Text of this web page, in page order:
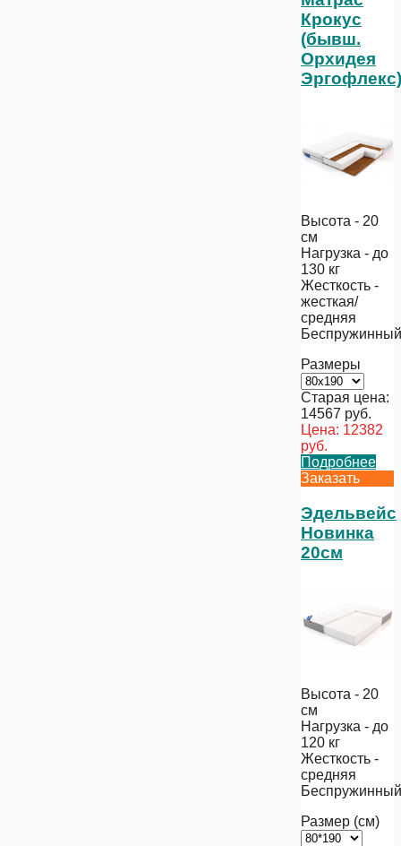
Крокус
(бывш.
Орхидея
Эргофлекс)
Высота - 20
см
Нагрузка - до
130 кг
Жесткость -
жесткая/
средняя
Беспружинный
Размеры
Старая цена:
14567 руб.
Цена: 12382
руб.
Подробнее
Заказать
Эдельвейс
Новинка
20см
Высота - 20
см
Нагрузка - до
120 кг
Жесткость -
средняя
Беспружинный
Размер (см)